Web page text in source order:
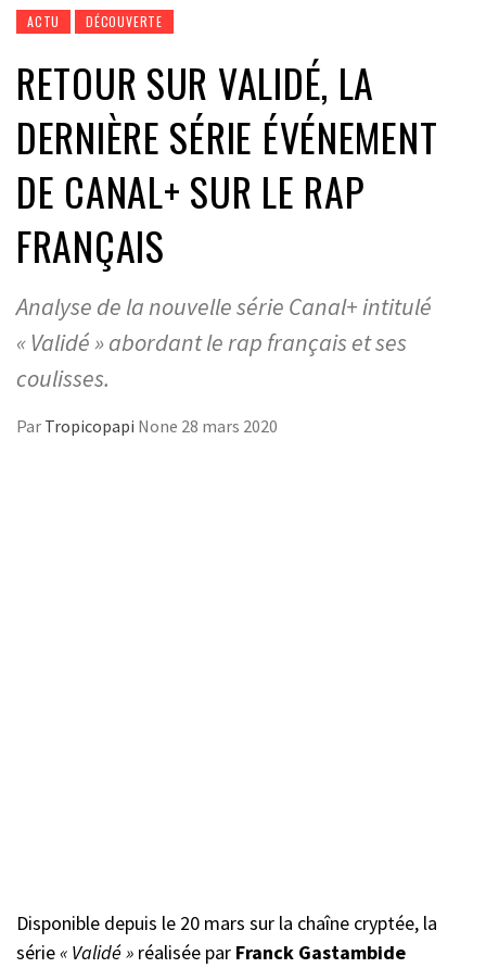
ACTU DÉCOUVERTE
RETOUR SUR VALIDÉ, LA
DERNIÈRE SÉRIE ÉVÉNEMENT
DE CANAL+ SUR LE RAP
FRANÇAIS
Analyse de la nouvelle série Canal+ intitulé
« Validé » abordant le rap français et ses
coulisses.
Par Tropicopapi None 28 mars 2020
Disponible depuis le 20 mars sur la chaîne cryptée, la
série« Validé » réalisée par Franck Gastambide